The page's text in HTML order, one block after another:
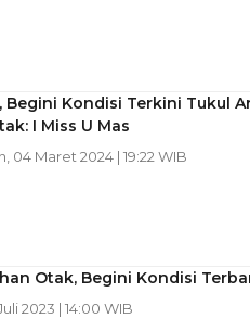
Begini Kondisi Terkini Tukul
I Miss U Mas
04 Maret 2024 | 19:22 WIB
Otak, Begini Kondisi
2023 | 14:00 WIB